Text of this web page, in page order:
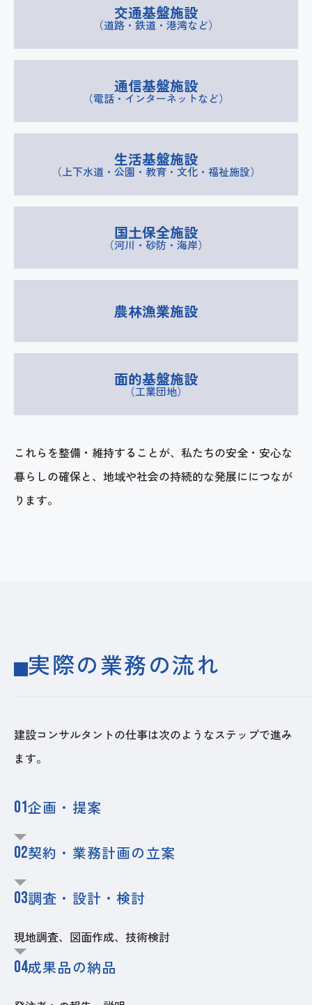
交通基盤施設
（道路・鉄道・港湾など）
通信基盤施設
（電話・インターネットなど）
生活基盤施設
（上下水道・公園・教育・文化・福祉施設）
国土保全施設
（河川・砂防・海岸）
農林漁業施設
面的基盤施設
（工業団地）
これらを整備・維持することが、私たちの安全・安心な
暮らしの確保と、地域や社会の持続的な発展ににつなが
ります。
実際の業務の流れ
建設コンサルタントの仕事は次のようなステップで進み
ます。
01企画・提案
02契約・業務計画の立案
03調査・設計・検討
現地調査、図面作成、技術検討
04成果品の納品